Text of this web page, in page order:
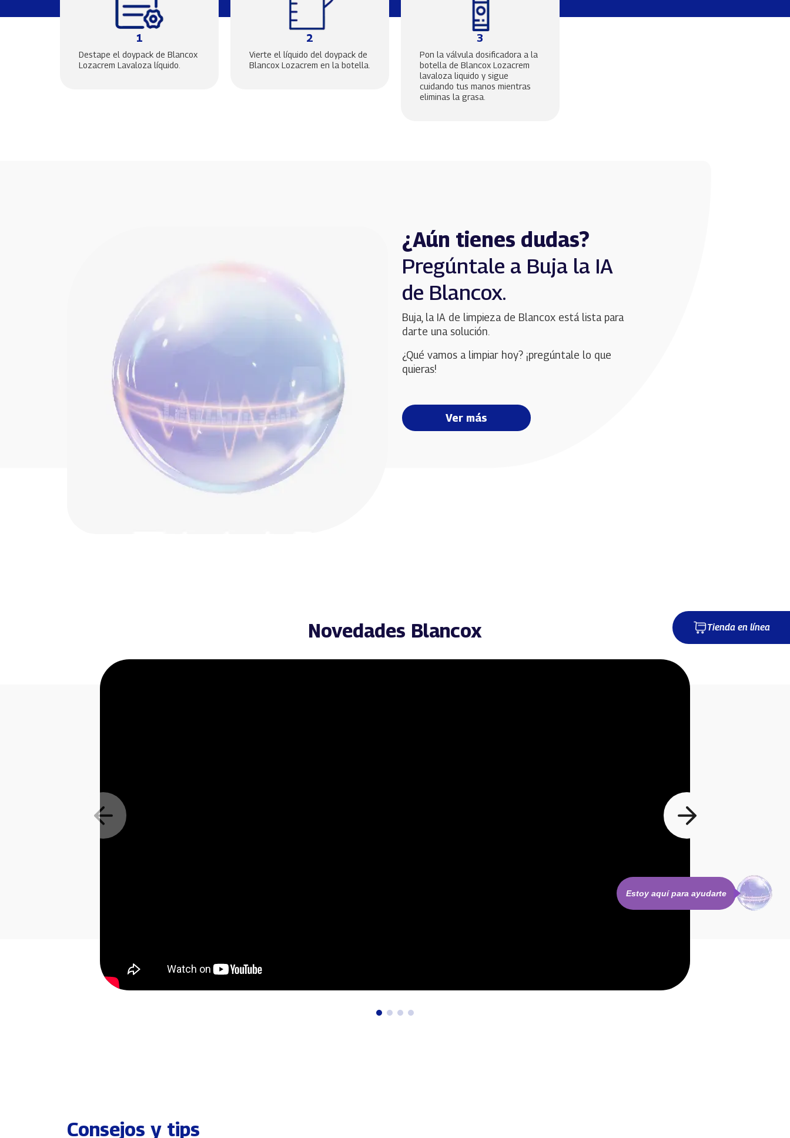
Tienda en línea
Estoy aquí para ayudarte
1
Destape el doypack de Blancox
Lozacrem Lavaloza líquido.
2
Vierte el líquido del doypack de
Blancox Lozacrem en la botella.
3
Pon la válvula dosificadora a la
botella de Blancox Lozacrem
lavaloza liquido y sigue
cuidando tus manos mientras
eliminas la grasa.
¿Aún tienes dudas?
Pregúntale a Buja la IA
de Blancox.
Buja, la IA de limpieza de Blancox está lista para
darte una solución.
¿Qué vamos a limpiar hoy? ¡pregúntale lo que
quieras!
Ver más
Novedades Blancox
Consejos y tips